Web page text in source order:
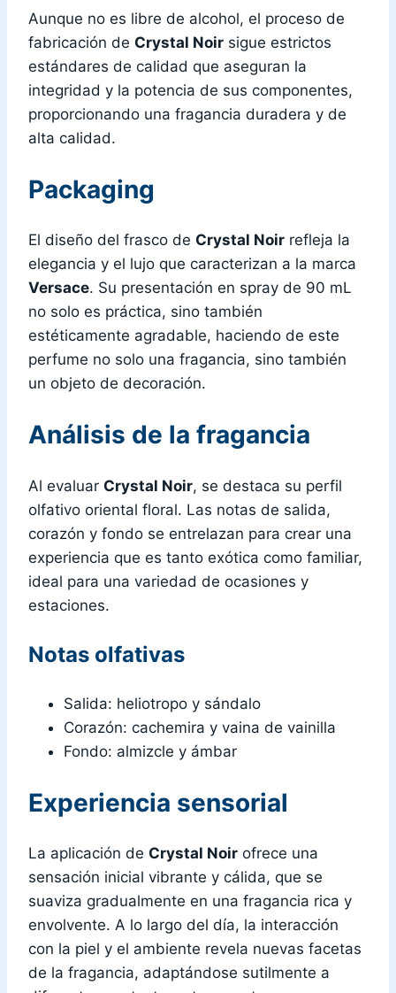
Aunque no es libre de alcohol, el proceso de
fabricación de Crystal Noir sigue estrictos
estándares de calidad que aseguran la
integridad y la potencia de sus componentes,
proporcionando una fragancia duradera y de
alta calidad.
Packaging
El diseño del frasco de Crystal Noir refleja la
elegancia y el lujo que caracterizan a la marca
Versace. Su presentación en spray de 90 mL
no solo es práctica, sino también
estéticamente agradable, haciendo de este
perfume no solo una fragancia, sino también
un objeto de decoración.
Análisis de la fragancia
Al evaluar Crystal Noir, se destaca su perfil
olfativo oriental floral. Las notas de salida,
corazón y fondo se entrelazan para crear una
experiencia que es tanto exótica como familiar,
ideal para una variedad de ocasiones y
estaciones.
Notas olfativas
Salida: heliotropo y sándalo
Corazón: cachemira y vaina de vainilla
Fondo: almizcle y ámbar
Experiencia sensorial
La aplicación de Crystal Noir ofrece una
sensación inicial vibrante y cálida, que se
suaviza gradualmente en una fragancia rica y
envolvente. A lo largo del día, la interacción
con la piel y el ambiente revela nuevas facetas
de la fragancia, adaptándose sutilmente a